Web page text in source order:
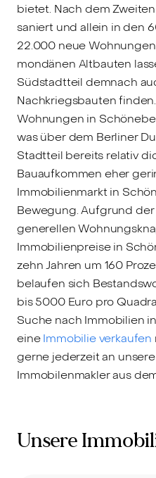
bietet. Nach dem
saniert und allein in den
22.000 neue
mondänen Altbauten
Südstadtteil demnach
Nachkriegsbauten
Wohnungen in
was über dem Berliner
Stadtteil bereits relativ
Bauaufkommen eher
Immobilienmarkt in
Bewegung. Aufgrund
generellen
Immobilienpreise in
zehn Jahren um 160
belaufen sich
bis 5000 Euro pro
Suche nach Immobilien
eineImmobilie verkaufen
gerne jederzeit an
Immobilenmakler aus
Unsere